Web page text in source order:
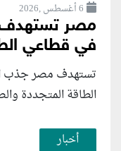
6 أغسطس ,2026
مصر تستهدف
في قطاعي
تستهدف مصر جذب
الطاقة المتجددة
أخبار